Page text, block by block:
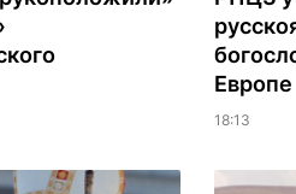
Европе
18:13